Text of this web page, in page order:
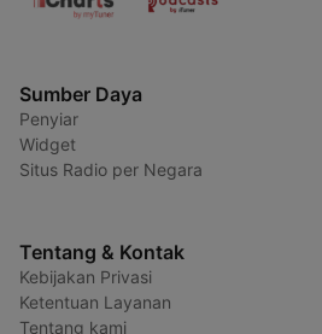
Sumber Daya
Penyiar
Widget
Situs Radio per Negara
Tentang & Kontak
Kebijakan Privasi
Ketentuan Layanan
Tentang kami